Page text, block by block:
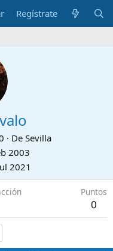
Regístrate
· De Sevilla
2003
2021
Puntos
0